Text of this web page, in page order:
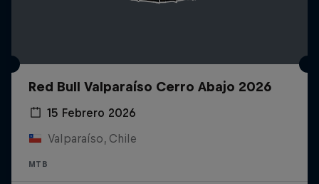
Red Bull Valparaíso Cerro Abajo 2026
15 Febrero 2026
Valparaíso, Chile
MTB